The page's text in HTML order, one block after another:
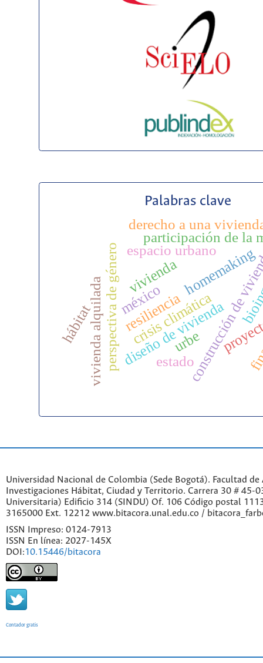
Palabras clave
construcción
diseño de vivienda
perspectiva de género
participación de la
homemaking
urbe
derecho a una
crisis climática
resiliencia
vivienda alquilada méxico
estado
vivienda
hábitat
espacio urbano
Universidad Nacional de Colombia (Sede Bogotá). Facultad
Investigaciones Hábitat, Ciudad y Territorio. Carrera 30 # 45-
Universitaria) Edificio 314 (SINDU) Of. 106 Código postal
3165000 Ext. 12212 www.bitacora.unal.edu.co /
ISSN Impreso: 0124-7913
ISSN En línea: 2027-145X
DOI:10.15446/bitacora
Contador gratis